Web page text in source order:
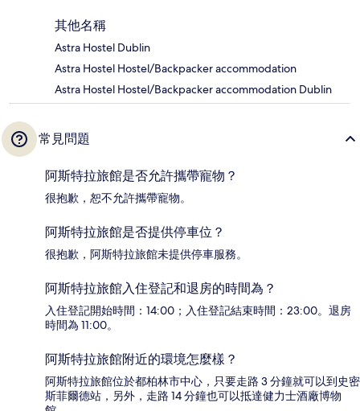
其他名稱
Astra Hostel Dublin
Astra Hostel Hostel/Backpacker accommodation
Astra Hostel Hostel/Backpacker accommodation Dublin
常見問題
阿斯特拉旅館是否允許攜帶寵物？
很抱歉，恕不允許攜帶寵物。
阿斯特拉旅館是否提供停車位？
很抱歉，阿斯特拉旅館未提供停車服務。
阿斯特拉旅館入住登記和退房的時間為？
入住登記開始時間：14:00；入住登記結束時間：23:00。退房
時間為 11:00。
阿斯特拉旅館附近的環境怎麼樣？
阿斯特拉旅館位於都柏林市中心，只要走路 3 分鐘就可以到史密
斯菲爾德站，另外，走路 14 分鐘也可以抵達健力士酒廠博物